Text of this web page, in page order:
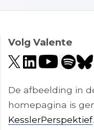
Volg Valente
De afbeelding in
homepagina is
KesslerPerspektief.